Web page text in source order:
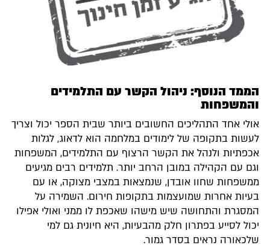
הממד הנוסף: ניהול הקשר עם התלמידים
והמשפחות
אולי אחד התהליכים החשובים ביותר שבית הספר יכול וצריך
לעשות בתקופה של לימודים במלחמה הוא לדאוג, לגלות
אכפתיות ולנהל את הקשר הרצוף עם התלמידים, המשפחות
וגם עם הקהילה במובן הרחב יותר. תלמידים רבים מגיעים
ממשפחות שחוו אובדן, שנמצאות במצבי מצוקה, או עם
בעיות אחרות שמועצמות בתקופות חירום. השמירה על
המסגרת והתחושה שיש מישהו שאכפת לו ממני ואולי אפילו
יכול לסייע בפתרון חלק מהבעיות, היא חיונית גם למי
שלכאורה נראים בסדר גמור.